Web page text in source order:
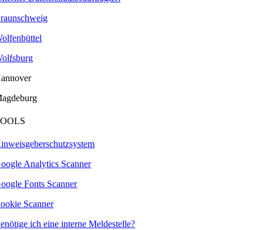
Analytics Scanner
Fonts Scanner
Scanner
ich eine interne Meldestelle?